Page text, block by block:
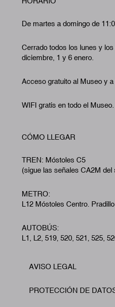
De martes a domingo de
Cerrado todos los lunes y
diciembre, 1 y 6 enero.
Acceso gratuito al Museo y
WIFI gratis en todo el Museo.
CÓMO LLEGAR
TREN: Móstoles C5
(sigue las señales CA2M del
METRO:
L12 Móstoles Centro. Pradillo
AUTOBÚS:
L1, L2, 519, 520, 521, 525,
Footer
AVISO LEGAL
PROTECCIÓN DE